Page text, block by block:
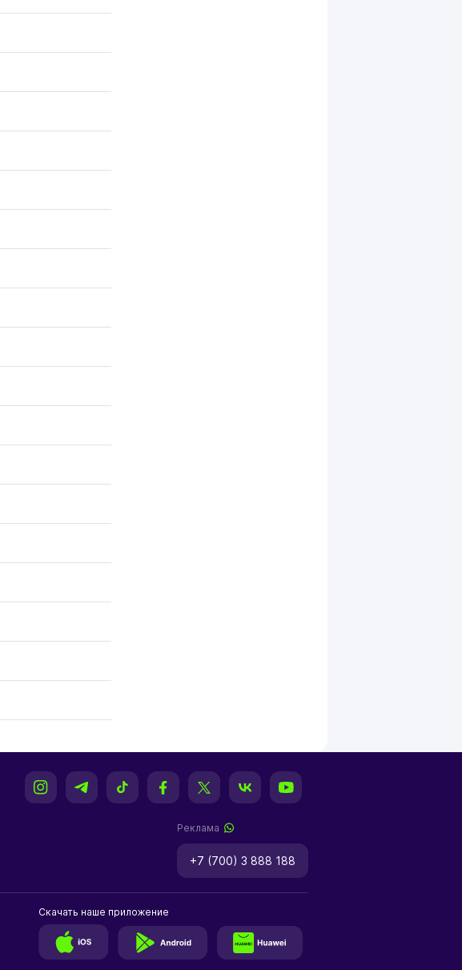
Реклама
+7 (700) 3 888 188
Скачать наше приложение